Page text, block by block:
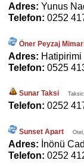
Adres: Yunus
Telefon: 0252
Öner Peyzaj
Adres: Hatipirimi
Telefon: 0525
Sunar Taksi
Telefon: 0252
Sunset Apart
Adres: İnönü
Telefon: 0252